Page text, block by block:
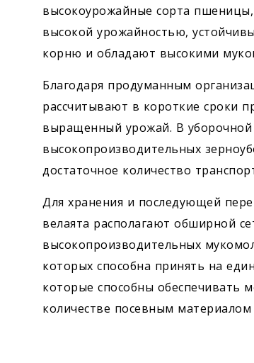
высокоурожайные сорта пшеницы,
высокой урожайностью,
корню и обладают высокими
Благодаря продуманным
рассчитывают в короткие сроки
выращенный урожай. В уборочной
высокопроизводительных
достаточное количество
Для хранения и последующей
велаята располагают обширной
высокопроизводительных
которых способна принять на
которые способны обеспечивать
количестве посевным